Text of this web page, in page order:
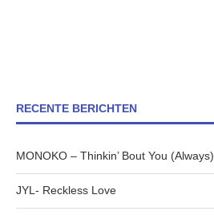
RECENTE BERICHTEN
MONOKO – Thinkin’ Bout You (Always)
JYL- Reckless Love